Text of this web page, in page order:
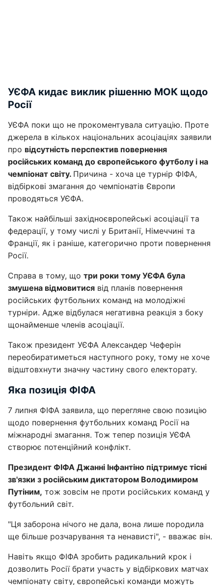
УЄФА кидає виклик рішенню МОК щодо
Росії
УЄФА поки що не прокоментувала ситуацію. Проте
джерела в кількох національних асоціаціях заявили
про відсутність перспектив повернення
російських команд до європейського футболу і на
чемпіонат світу. Причина - хоча це турнір ФІФА,
відбіркові змагання до чемпіонатів Європи
проводяться УЄФА.
Також найбільші західноєвропейські асоціації та
федерації, у тому числі у Британії, Німеччині та
Франції, як і раніше, категорично проти повернення
Росії.
Справа в тому, що три роки тому УЄФА була
змушена відмовитися від планів повернення
російських футбольних команд на молодіжні
турніри. Адже відбулася негативна реакція з боку
щонайменше членів асоціації.
Також президент УЄФА Александер Чеферін
переобиратиметься наступного року, тому не хоче
відштовхнути значну частину свого електорату.
Яка позиція ФІФА
7 липня ФІФА заявила, що перегляне свою позицію
щодо повернення футбольних команд Росії на
міжнародні змагання. Тож тепер позиція УЄФА
створює потенційний конфлікт.
Президент ФІФА Джанні Інфантіно підтримує тісні
зв'язки з російським диктатором Володимиром
Путіним, тож зовсім не проти російських команд у
футбольний світ.
"Ця заборона нічого не дала, вона лише породила
ще більше розчарування та ненависті", - вважає він.
Навіть якщо ФІФА зробить радикальний крок і
дозволить Росії брати участь у відбіркових матчах
чемпіонату світу, європейські команди можуть